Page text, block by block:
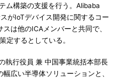
ム構築の支援を行う。Alibaba
がIoTデバイス開発に関するコー
は他のICAメンバーと共同で、
定するとしている。
執行役員 兼 中国事業統括本部長
広い半導体ソリューションと、